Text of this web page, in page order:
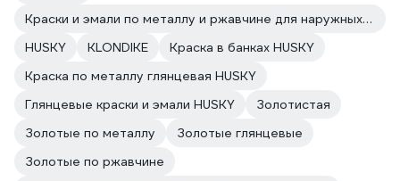
Краски и эмали по металлу и ржавчине для наружных работ HUSKY
HUSKY
KLONDIKE
Краска в банках HUSKY
Краска по металлу глянцевая HUSKY
Глянцевые краски и эмали HUSKY
Золотистая
Золотые по металлу
Золотые глянцевые
Золотые по ржавчине